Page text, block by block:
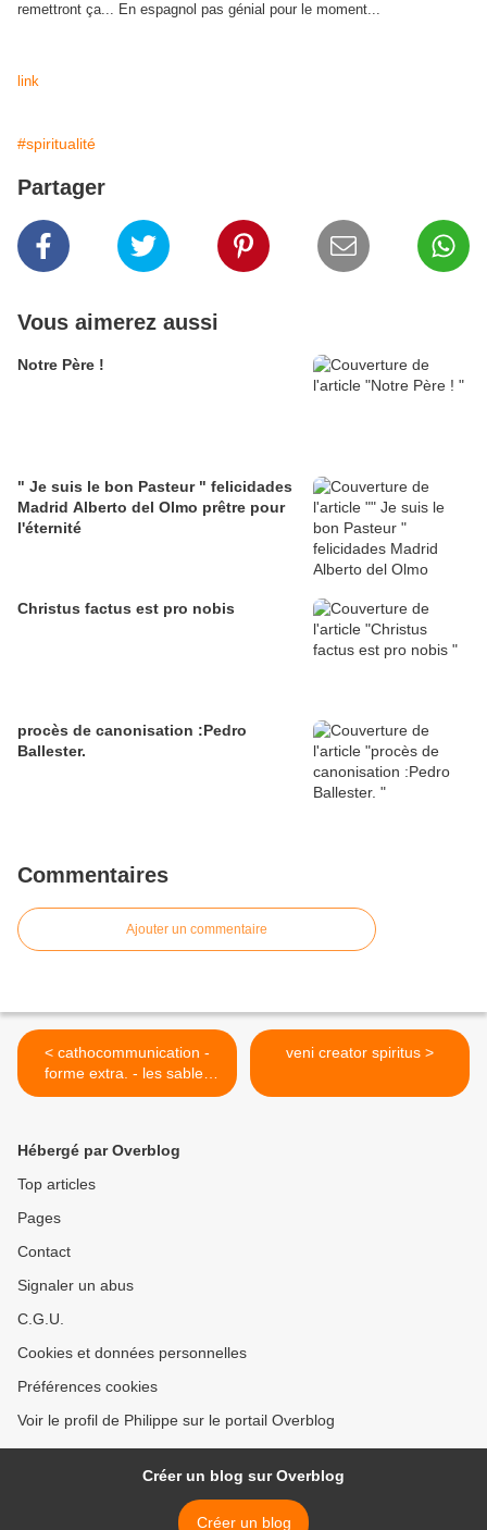
remettront ça... En espagnol pas génial pour le moment...
link
#spiritualité
Partager
Vous aimerez aussi
Notre Père !
" Je suis le bon Pasteur " felicidades
Madrid Alberto del Olmo prêtre pour
l'éternité
Christus factus est pro nobis
procès de canonisation :Pedro
Ballester.
Commentaires
Ajouter un commentaire
< cathocommunication -
forme extra. - les sables
d'Olonnes
veni creator spiritus >
Hébergé par Overblog
Top articles
Pages
Contact
Signaler un abus
C.G.U.
Cookies et données personnelles
Préférences cookies
Voir le profil de Philippe sur le portail Overblog
Créer un blog sur Overblog
Créer un blog